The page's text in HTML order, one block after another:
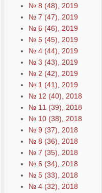
№ 8 (48), 2019
№ 7 (47), 2019
№ 6 (46), 2019
№ 5 (45), 2019
№ 4 (44), 2019
№ 3 (43), 2019
№ 2 (42), 2019
№ 1 (41), 2019
№ 12 (40), 2018
№ 11 (39), 2018
№ 10 (38), 2018
№ 9 (37), 2018
№ 8 (36), 2018
№ 7 (35), 2018
№ 6 (34), 2018
№ 5 (33), 2018
№ 4 (32), 2018